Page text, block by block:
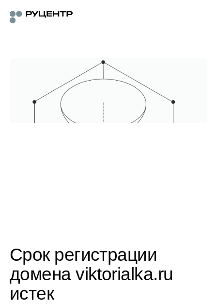
Срок регистрации
домена viktorialka.ru
истек